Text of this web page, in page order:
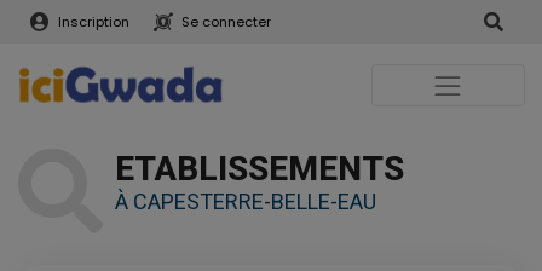
Inscription Se connecter
ETABLISSEMENTS
À CAPESTERRE-BELLE-EAU